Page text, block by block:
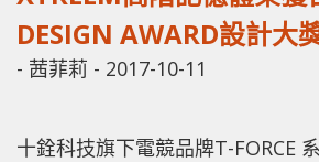
DESIGN AWARD設計大
- 茜菲莉 - 2017-10-11
十銓科技旗下電競品牌T-FORCE